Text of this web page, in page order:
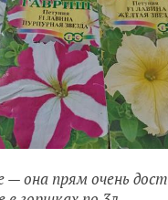
— она прям очень